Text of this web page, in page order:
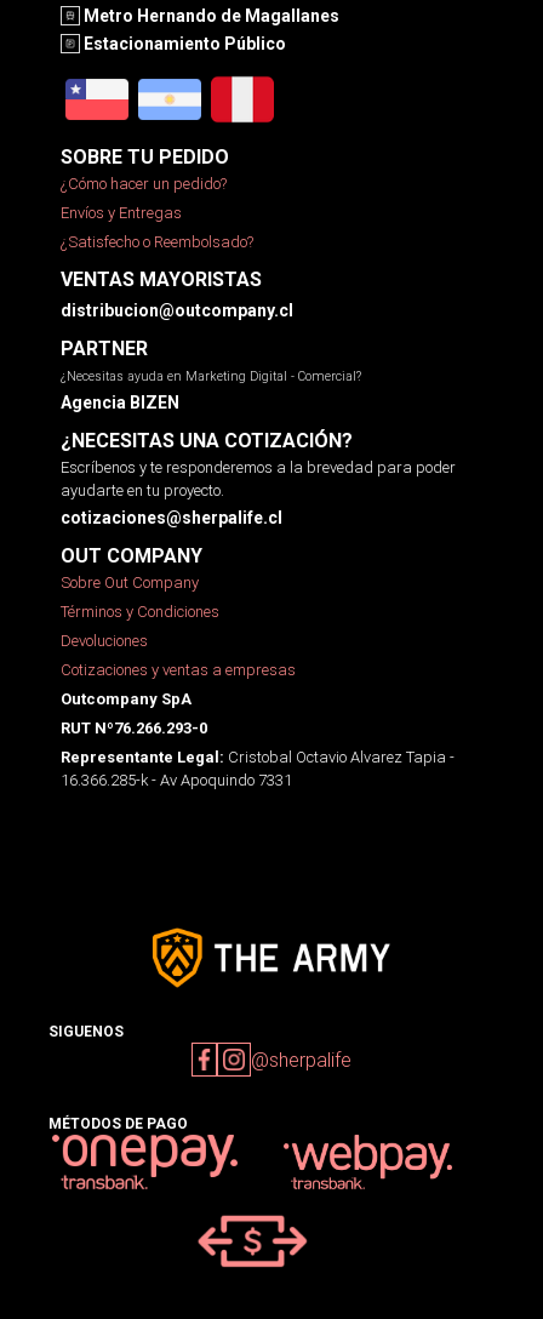
Metro Hernando de Magallanes
Estacionamiento Público
SOBRE TU PEDIDO
¿Cómo hacer un pedido?
Envíos y Entregas
¿Satisfecho o Reembolsado?
VENTAS MAYORISTAS
distribucion@outcompany.cl
PARTNER
¿Necesitas ayuda en Marketing Digital - Comercial?
Agencia BIZEN
¿NECESITAS UNA COTIZACIÓN?
Escríbenos y te responderemos a la brevedad para poder
ayudarte en tu proyecto.
cotizaciones@sherpalife.cl
OUT COMPANY
Sobre Out Company
Términos y Condiciones
Devoluciones
Cotizaciones y ventas a empresas
Outcompany SpA
RUT Nº76.266.293-0
Representante Legal: Cristobal Octavio Alvarez Tapia -
16.366.285-k - Av Apoquindo 7331
SIGUENOS
@sherpalife
MÉTODOS DE PAGO